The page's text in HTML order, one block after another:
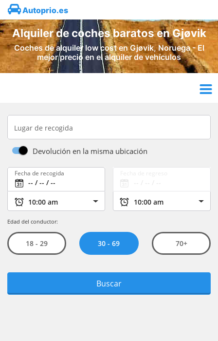
Autoprio.es
Alquiler de coches baratos en Gjøvik
Coches de alquiler low cost en Gjøvik, Noruega - El
mejor precio en el alquiler de vehículos